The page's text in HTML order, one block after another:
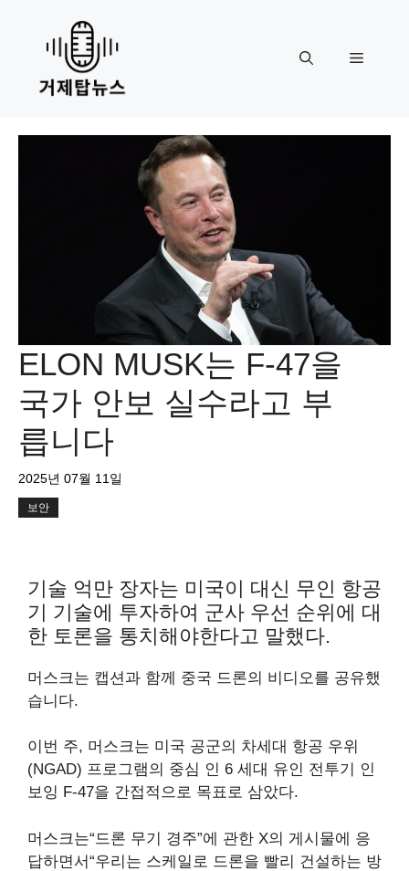
content
Menu
ELON MUSK는 F-47을
국가 안보 실수라고 부
릅니다
2025년 07월 11일
보안
기술 억만 장자는 미국이 대신 무인 항공
기 기술에 투자하여 군사 우선 순위에 대
한 토론을 통치해야한다고 말했다.
머스크는 캡션과 함께 중국 드론의 비디오를 공유했
습니다.
이번 주, 머스크는 미국 공군의 차세대 항공 우위
(NGAD) 프로그램의 중심 인 6 세대 유인 전투기 인
보잉 F-47을 간접적으로 목표로 삼았다.
머스크는“드론 무기 경주”에 관한 X의 게시물에 응
답하면서“우리는 스케일로 드론을 빨리 건설하는 방